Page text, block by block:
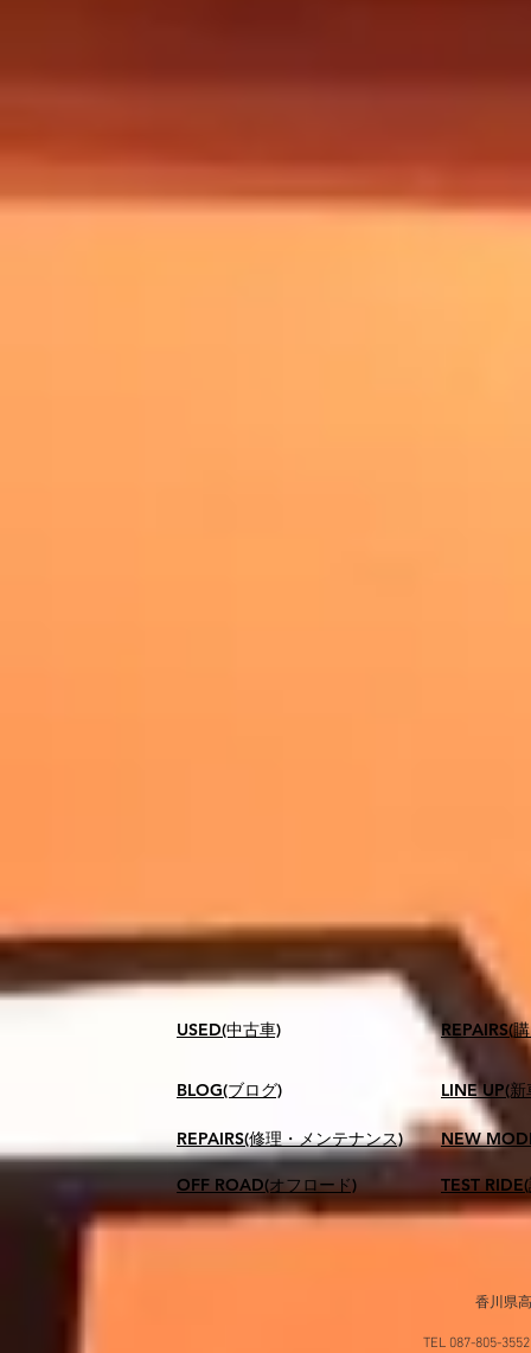
USED(中古車)
BLOG(ブログ)
REPAIRS(修理・メンテナンス)
OFF ROAD(オフロード)
​REPAIRS(
LINE UP(
NEW
TEST
香川県
TEL 087-805-